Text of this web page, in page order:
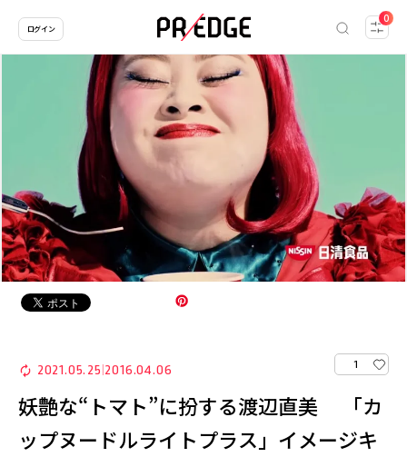
0
ログイン
2021.05.25 2016.04.06 1
妖艶な“トマト”に扮する渡辺直美 「カ
ップヌードルライトプラス」イメージキ